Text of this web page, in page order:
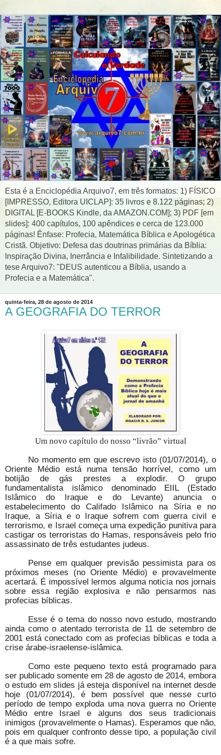
Esta é a Enciclopédia Arquivo7, em três formatos: 1) FÍSICO
[IMPRESSO, Editora UICLAP]: 35 livros e 8.122 páginas; 2)
DIGITAL [E-BOOKS Kindle, da AMAZON.COM]; 3) PDF [em
slides]: 400 capítulos, 100 apêndices e cerca de 123.000
páginas! Ênfase: Profecia, Matemática Bíblica e Apologética
Cristã. Objetivo: Defesa das doutrinas primárias da Bíblia:
Inspiração Divina, Inerrância e Infalibilidade. Sintetizando a
tese Arquivo7: "DEUS autenticou a Bíblia, usando a
Profecia e a Matemática".
quinta-feira, 28 de agosto de 2014
A GEOGRAFIA DO TERROR
Um novo capítulo do nosso “livrão” virtual
No momento em que escrevo isto (01/07/2014), o
Oriente Médio está numa tensão horrível, como um
botijão de gás prestes a explodir. O grupo
fundamentalista islâmico denominado EIIL (Estado
Islâmico do Iraque e do Levante) anuncia o
estabelecimento do Califado Islâmico na Síria e no
Iraque, a Síria e o Iraque sofrem com guerra civil e
terrorismo, e Israel começa uma expedição punitiva para
castigar os terroristas do Hamas, responsáveis pelo frio
assassinato de três estudantes judeus.
Pense em qualquer previsão pessimista para os
próximos meses (no Oriente Médio) e provavelmente
acertará. É impossível lermos alguma noticia nos jornais
sobre essa região explosiva e não pensarmos nas
profecias bíblicas.
Esse é o tema do nosso novo estudo, mostrando
ainda como o atentado terrorista de 11 de setembro de
2001 está conectado com as profecias bíblicas e toda a
crise árabe-israelense-islâmica.
Como este pequeno texto está programado para
ser publicado somente em 28 de agosto de 2014, embora
o estudo em slides já esteja disponível na internet desde
hoje (01/07/2014), é bem possível que nesse curto
período de tempo exploda uma nova guerra no Oriente
Médio entre Israel e alguns dos seus tradicionais
inimigos (provavelmente o Hamas). Esperamos que não,
pois em qualquer confronto desse tipo, a população civil
é a que mais sofre.